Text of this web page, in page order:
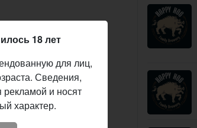
18 лет
для лиц,
Сведения,
и носят
характер.